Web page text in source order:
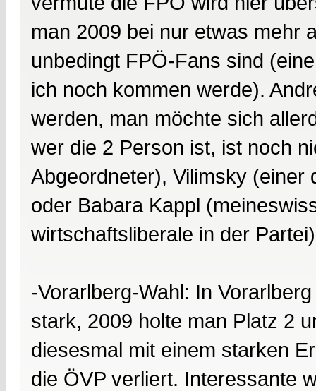
man 2009 bei nur etwas mehr
unbedingt FPÖ-Fans sind
ich noch kommen werde).
werden, man möchte sich
wer die 2 Person ist, ist noch
Abgeordneter), Vilimsky
oder Babara Kappl
wirtschaftsliberale in der
-Vorarlberg-Wahl: In
stark, 2009 holte man Platz 2
diesesmal mit einem starken
die ÖVP verliert. Interessante